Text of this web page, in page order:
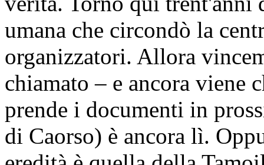
umana che circondò la
organizzatori. Allora
chiamato – e ancora viene
prende i documenti in
di Caorso) è ancora lì.